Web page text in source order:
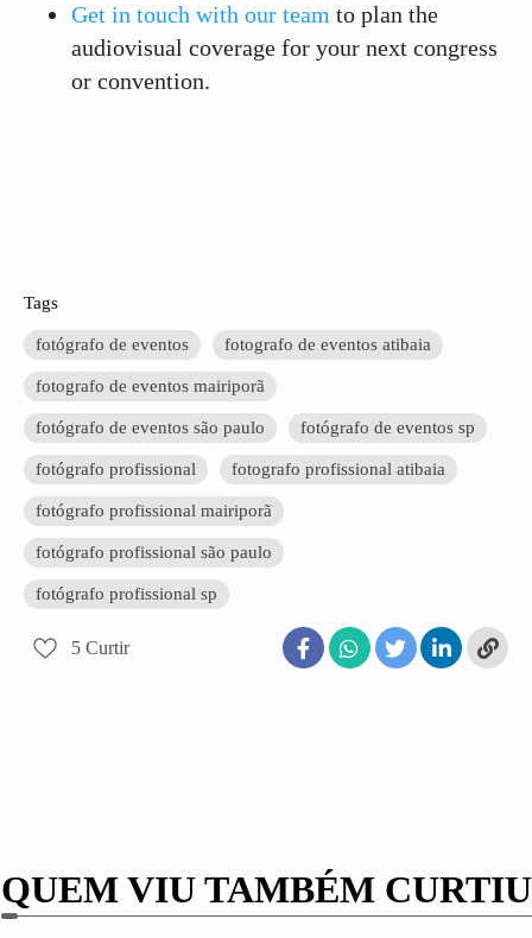
Get in touch with our team to plan the
audiovisual coverage for your next congress
or convention.
Tags
fotógrafo de eventos fotografo de eventos atibaia
fotografo de eventos mairiporã
fotógrafo de eventos são paulo fotógrafo de eventos sp
fotógrafo profissional fotografo profissional atibaia
fotógrafo profissional mairiporã
fotógrafo profissional são paulo
fotógrafo profissional sp
5 Curtir
QUEM VIU TAMBÉM CURTIU